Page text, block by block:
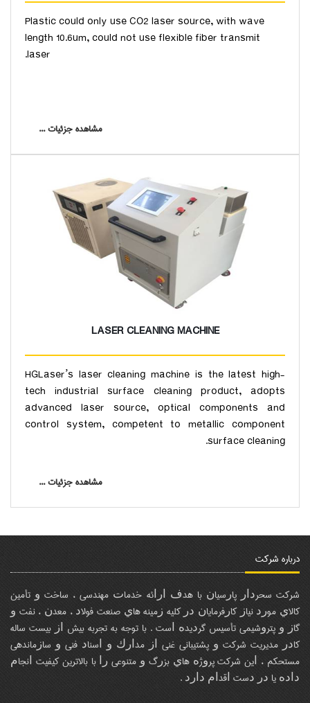
Plastic could only use CO2 laser source, with wave
length 10.6um, could not use flexible fiber transmit
laser.
مشاهده جزئیات ...
LASER CLEANING MACHINE
HGLaser’s laser cleaning machine is the latest high-
tech industrial surface cleaning product, adopts
advanced laser source, optical components and
control system, competent to metallic component
surface cleaning.
مشاهده جزئیات ...
درباره شرکت
ﺷﺮﻛﺖ ﺳﺤﺮﺩﺍﺭ ﭘﺎﺭﺳﻴﺎﻥ ﺑﺎ ﻫﺪﻑ ﺍﺭﺍﺋﻪ ﺧﺪﻣﺎﺕ ﻣﻬﻨﺪﺳﻲ ، ﺳﺎﺧﺖ ﻭ ﺗﺄﻣﻴﻦ
ﻛﺎﻻﻱ ﻣﻮﺭﺩ ﻧﻴﺎﺯ ﻛﺎﺭﻓﺮﻣﺎﻳﺎﻥ ﺩﺭ ﻛﻠﻴﻪ ﺯﻣﻴﻨﻪ ﻫﺎﻱ ﺻﻨﻌﺖ ﻓﻮﻻﺩ ، ﻣﻌﺪﻥ ، ﻧﻔﺖ ﻭ
ﮔﺎﺯ ﻭ ﭘﺘﺮﻭﺷﻴﻤﻲ ﺗﺄﺳﻴﺲ ﮔﺮﺩﻳﺪﻩ ﺍﺳﺖ . ﺑﺎ ﺗﻮﺟﻪ ﺑﻪ ﺗﺠﺮﺑﻪ ﺑﻴﺶ ﺍﺯ ﺑﻴﺴﺖ ﺳﺎﻟﻪ
ﻛﺎﺩﺭ ﻣﺪﻳﺮﻳﺖ ﺷﺮﻛﺖ ﻭ ﭘﺸﺘﻴﺒﺎﻧﻲ ﻏﻨﻲ ﺍﺯ ﻣﺪﺍﺭﻙ ﻭ ﺍﺳﻨﺎﺩ ﻓﻨﻲ ﻭ ﺳﺎﺯﻣﺎﻧﺪﻫﻲ
ﻣﺴﺘﺤﻜﻢ ، ﺍﻳﻦ ﺷﺮﻛﺖ ﭘﺮﻭژﻩ ﻫﺎﻱ ﺑﺰﺭگ ﻭ ﻣﺘﻨﻮﻋﻲ ﺭﺍ ﺑﺎ ﺑﺎﻻﺗﺮﻳﻦ ﻛﻴﻔﻴﺖ ﺍﻧﺠﺎﻡ
ﺩﺍﺩﻩ ﻳﺎ ﺩﺭ ﺩﺳﺖ ﺍﻗﺪﺍﻡ ﺩﺍﺭﺩ .